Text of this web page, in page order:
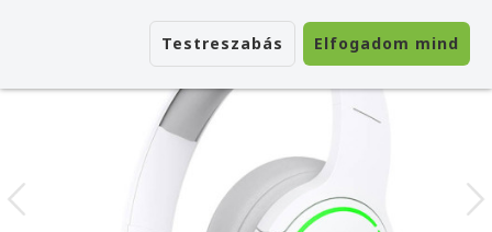
Testreszabás Elfogadom mind